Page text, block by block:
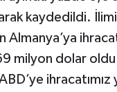
kaydedildi.
Almanya’ya
milyon dolar